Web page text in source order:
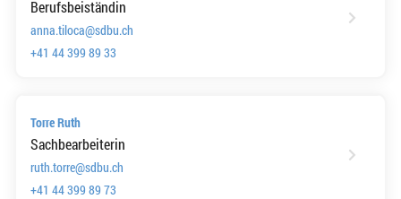
Berufsbeiständin
anna.tiloca@sdbu.ch
+41 44 399 89 33
Torre Ruth
Sachbearbeiterin
ruth.torre@sdbu.ch
+41 44 399 89 73